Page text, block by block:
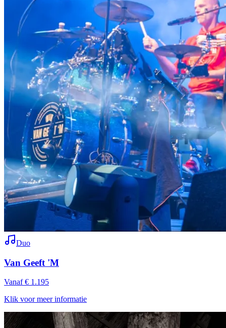
Duo
Van Geeft 'M
Vanaf € 1.195
Klik voor meer informatie